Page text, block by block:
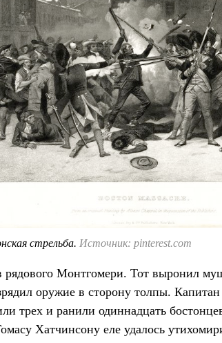
стрельба. Источник: pinterest.com
Монтгомери. Тот выронил
оружие в сторону толпы.
трех и ранили одиннадцать
Хатчинсону еле удалось